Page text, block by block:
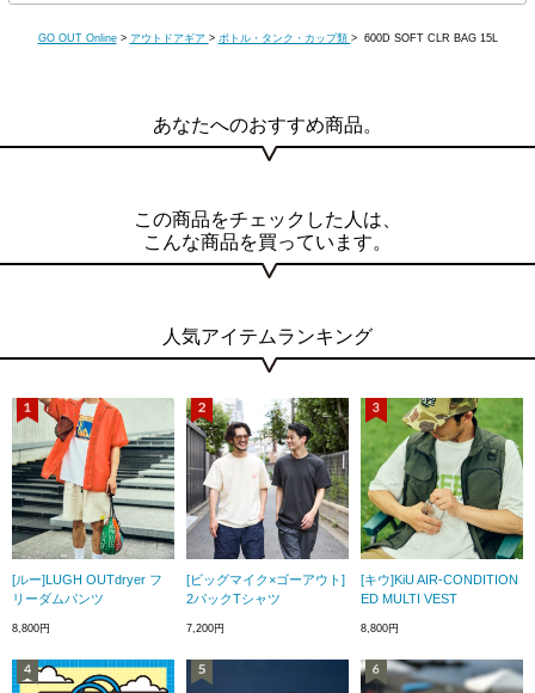
GO OUT Online > アウトドアギア > ボトル・タンク・カップ類 > 600D SOFT CLR BAG 15L
あなたへのおすすめ商品。
この商品をチェックした人は、
こんな商品を買っています。
人気アイテムランキング
[ルー]LUGH OUTdryer フ
リーダムパンツ
8,800円
[ビッグマイク×ゴーアウト]
2パックTシャツ
7,200円
[キウ]KiU AIR-CONDITION
ED MULTI VEST
8,800円